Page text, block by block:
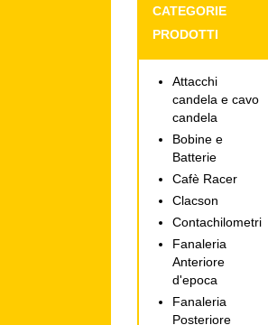
CATEGORIE
PRODOTTI
Attacchi
candela e cavo
candela
Bobine e
Batterie
Cafè Racer
Clacson
Contachilometri
Fanaleria
Anteriore
d'epoca
Fanaleria
Posteriore